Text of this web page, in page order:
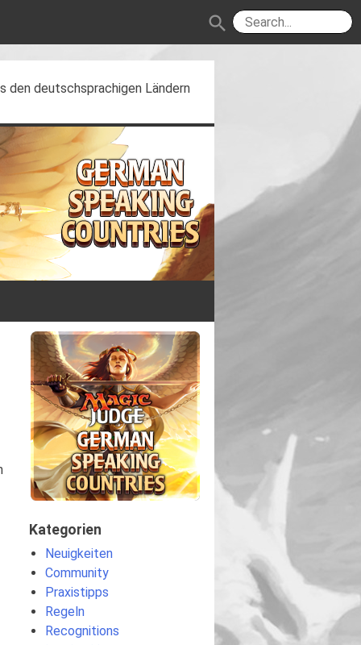
search
den deutschsprachigen Ländern
Kategorien
Neuigkeiten
Community
Praxistipps
Regeln
Recognitions